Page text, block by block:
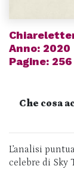
Anno: 2020
Pagine: 256
Che cosa
L’analisi
celebre di Sky